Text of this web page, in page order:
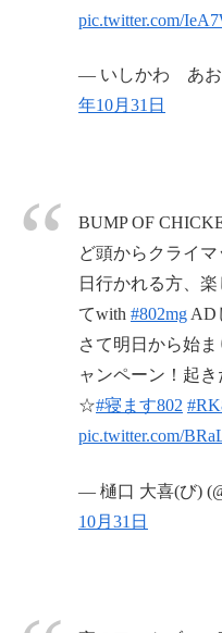
pic.twitter.com/
— いしかわ あお
年10月31日
BUMP OF
ど頭からクライ
日行かれる方、
てwith #802mg AD
さて明日から始ま
ャンペーン！起
☆#寝ます802
pic.twitter.com/
— 樋口 大喜(び)
10月31日